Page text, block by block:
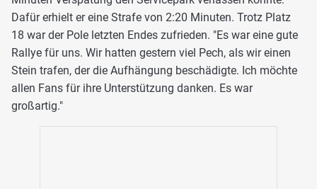
Dafür erhielt er eine Strafe von 2:20 Minuten. Trotz Platz
18 war der Pole letzten Endes zufrieden. "Es war eine gute
Rallye für uns. Wir hatten gestern viel Pech, als wir einen
Stein trafen, der die Aufhängung beschädigte. Ich möchte
allen Fans für ihre Unterstützung danken. Es war
großartig."